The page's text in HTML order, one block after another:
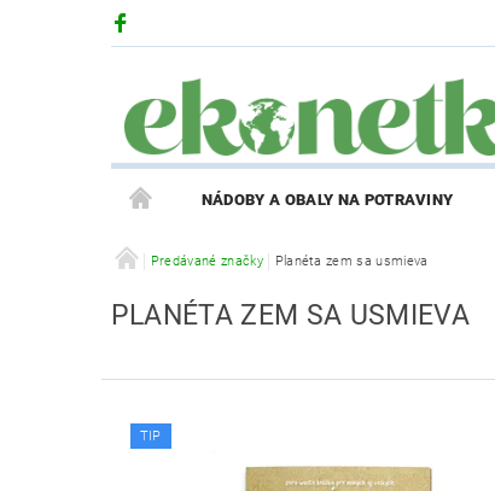
NÁDOBY A OBALY NA POTRAVINY
PRODUKTY V ZĽAVE PRÍBEH EKONETKY
REGISTRÁCIA AFFILIATE PARTNERA
Predávané značky Planéta zem sa usmieva
PLANÉTA ZEM SA USMIEVA
TIP